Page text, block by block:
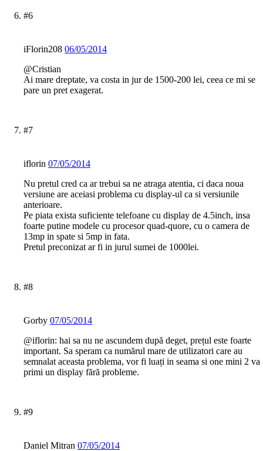
#6
iFlorin208 06/05/2014
@Cristian
Ai mare dreptate, va costa in jur de 1500-200 lei, ceea ce mi se
pare un pret exagerat.
#7
iflorin 07/05/2014
Nu pretul cred ca ar trebui sa ne atraga atentia, ci daca noua
versiune are aceiasi problema cu display-ul ca si versiunile
anterioare.
Pe piata exista suficiente telefoane cu display de 4.5inch, insa
foarte putine modele cu procesor quad-quore, cu o camera de
13mp in spate si 5mp in fata.
Pretul preconizat ar fi in jurul sumei de 1000lei.
#8
Gorby 07/05/2014
@iflorin: hai sa nu ne ascundem după deget, prețul este foarte
important. Sa speram ca numărul mare de utilizatori care au
semnalat aceasta problema, vor fi luați in seama si one mini 2 va
primi un display fără probleme.
#9
Daniel Mitran 07/05/2014